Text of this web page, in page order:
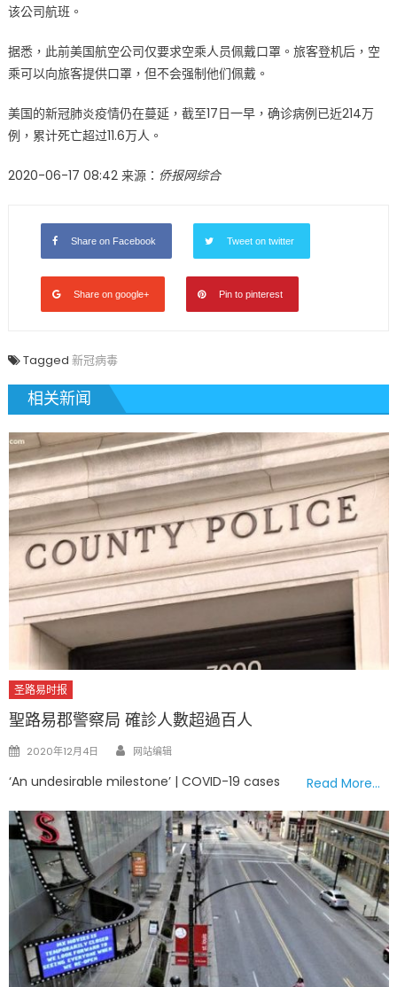
未
戴
罩
许
该公司航班。
据悉，此前美国航空公司仅要求空乘人员佩戴口罩。旅客登机后，空
乘可以向旅客提供口罩，但不会强制他们佩戴。
美国的新冠肺炎疫情仍在蔓延，截至17日一早，确诊病例已近214万
例，累计死亡超过11.6万人。
2020-06-17 08:42 来源： 侨报网综合
Share on Facebook Tweet on twitter
Share on google+ Pin to pinterest
Tagged 新冠病毒
相关新闻
圣路易时报
聖路易郡警察局 確診人數超過百人
Posted
2020年12月4日 Author
网站编辑
‘An undesirable milestone’ | COVID-19 cases Read More…